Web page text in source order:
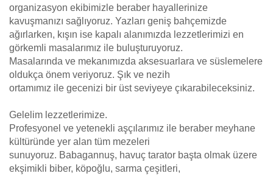
organizasyon ekibimizle beraber hayallerinize
kavuşmanızı sağlıyoruz. Yazları geniş bahçemizde
ağırlarken, kışın ise kapalı alanımızda lezzetlerimizi en
görkemli masalarımız ile buluşturuyoruz.
Masalarında ve mekanımızda aksesuarlara ve süslemelere
oldukça önem veriyoruz. Şık ve nezih
ortamımız ile gecenizi bir üst seviyeye çıkarabileceksiniz.
Gelelim lezzetlerimize.
Profesyonel ve yetenekli aşçılarımız ile beraber meyhane
kültüründe yer alan tüm mezeleri
sunuyoruz. Babagannuş, havuç tarator başta olmak üzere
ekşimikli biber, köpoğlu, sarma çeşitleri,